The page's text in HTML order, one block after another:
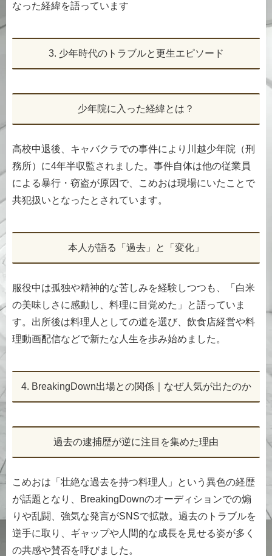
なった経緯を語っています
3. 少年時代のトラブルと更生エピソード
少年院に入った経緯とは？
高校中退後、キャバクラでの事件により川越少年院（刑
務所）に4年半収監されました。事件自体は他の従業員
による暴行・窃盗が原因で、こめおは現場にいたことで
共犯扱いとなったとされています。
本人が語る「過去」と「変化」
服役中は孤独や精神的な苦しみを経験しつつも、「白米
の美味しさに感動し、料理に目覚めた」と語っていま
す。出所後は料理人としての道を選び、飲食店経営や料
理動画配信などで新たな人生を歩み始めました。
4. BreakingDown出場との関係｜なぜ人気が出たのか
過去の逮捕歴が逆に注目を集めた理由
こめおは「壮絶な過去を持つ料理人」という異色の経歴
が話題となり、BreakingDownのオーディションでの煽
りや乱闘、強気な発言がSNSで拡散。過去のトラブルを
逆手に取り、ギャップや人間的な成長を見せる姿が多く
の共感や賛否を呼びました。